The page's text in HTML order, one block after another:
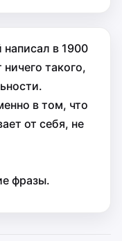
в 1900
такого,
в том, что
от себя, не
фразы.